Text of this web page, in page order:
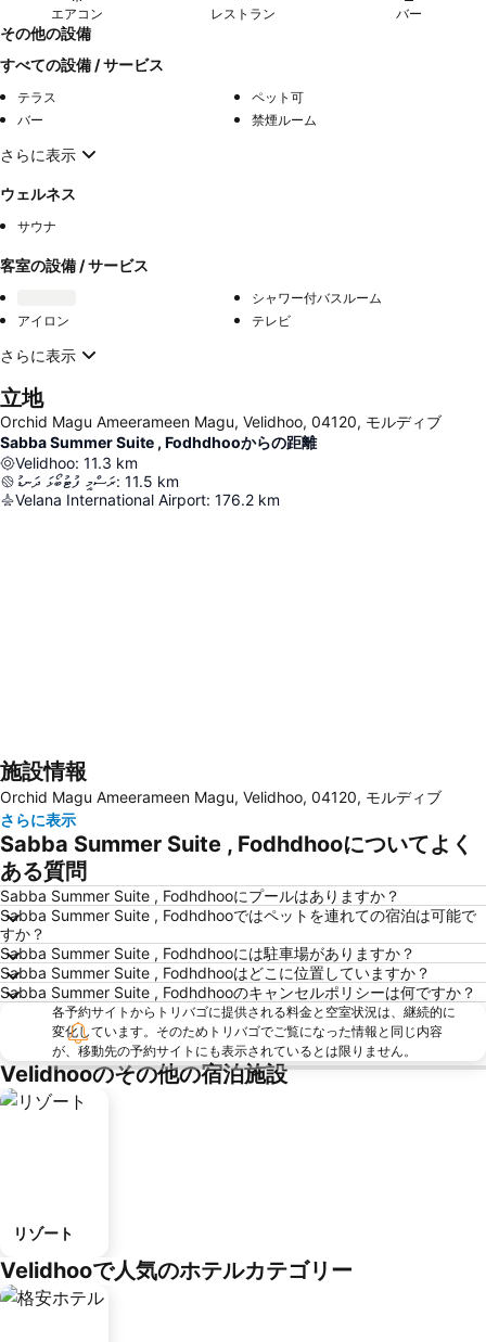
エアコン レストラン バー
その他の設備
すべての設備 / サービス
テラス
ペット可
バー
禁煙ルーム
さらに表示
ウェルネス
サウナ
客室の設備 / サービス
シャワー付バスルーム
アイロン
テレビ
さらに表示
立地
Orchid Magu Ameerameen Magu, Velidhoo, 04120, モルディブ
Sabba Summer Suite , Fodhdhooからの距離
Velidhoo: 11.3 km
ރަސްމީ ފުޓުބޯޅަ ދަނޑު: 11.5 km
Velana International Airport: 176.2 km
地図を拡大
施設情報
Orchid Magu Ameerameen Magu, Velidhoo, 04120, モルディブ
さらに表示
Sabba Summer Suite , Fodhdhooについてよく
ある質問
Sabba Summer Suite , Fodhdhooにプールはありますか？
Sabba Summer Suite , Fodhdhooではペットを連れての宿泊は可能で
すか？
Sabba Summer Suite , Fodhdhooには駐車場がありますか？
Sabba Summer Suite , Fodhdhooはどこに位置していますか？
Sabba Summer Suite , Fodhdhooのキャンセルポリシーは何ですか？
各予約サイトからトリバゴに提供される料金と空室状況は、継続的に
変化しています。そのためトリバゴでご覧になった情報と同じ内容
が、移動先の予約サイトにも表示されているとは限りません。
Velidhooのその他の宿泊施設
リゾート
Velidhooで人気のホテルカテゴリー